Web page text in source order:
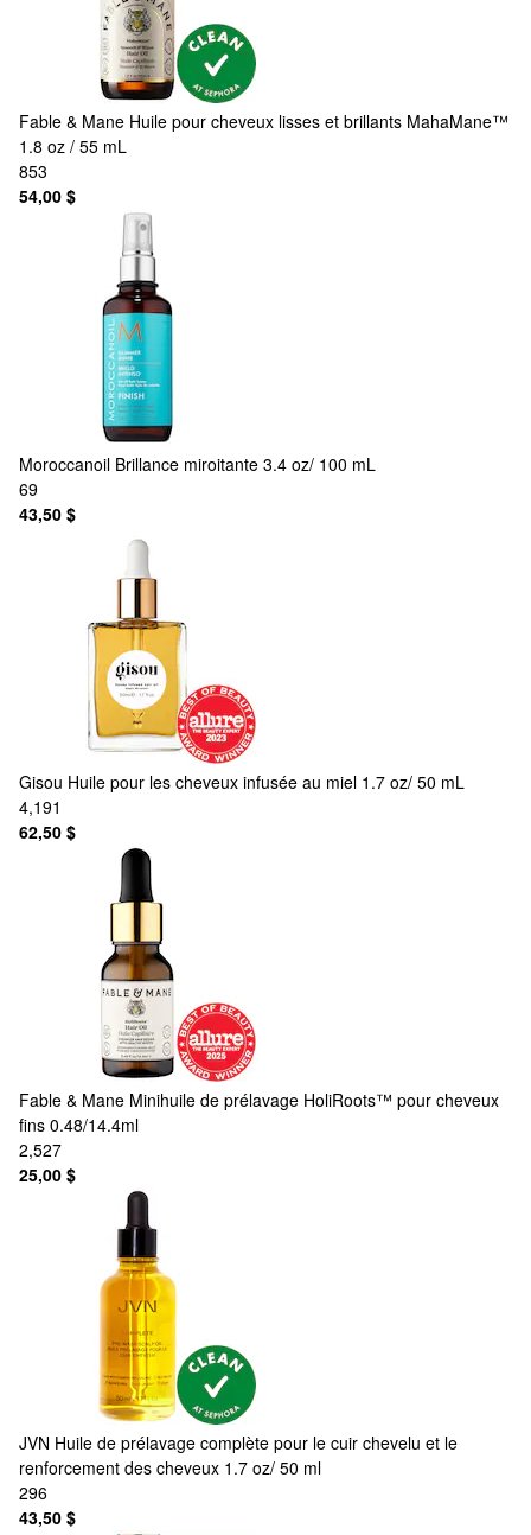
Fable & Mane Huile pour cheveux lisses et brillants MahaMane™
1.8 oz / 55 mL
853
54,00 $
Moroccanoil Brillance miroitante 3.4 oz/ 100 mL
69
43,50 $
Gisou Huile pour les cheveux infusée au miel 1.7 oz/ 50 mL
4,191
62,50 $
Fable & Mane Minihuile de prélavage HoliRoots™ pour cheveux
fins 0.48/14.4ml
2,527
25,00 $
JVN Huile de prélavage complète pour le cuir chevelu et le
renforcement des cheveux 1.7 oz/ 50 ml
296
43,50 $